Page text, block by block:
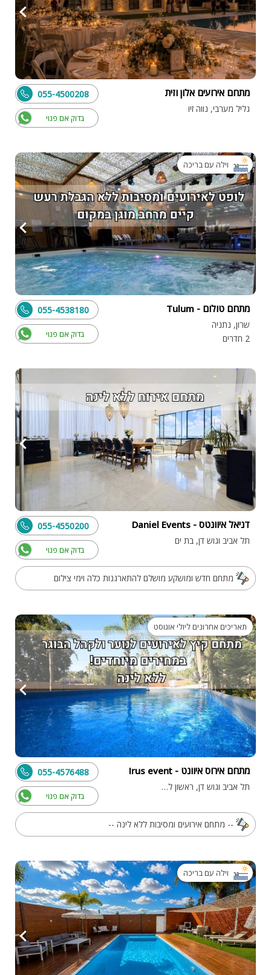
מתחם אירועים אלון וזית
גליל מערבי, נווה זיו
בדוק אם פנוי
055-4500208
וילה עם בריכה
מתחם טולום - Tulum
שרון, נתניה
2 חדרים
בדוק אם פנוי
055-4538180
דניאל איוונטס - Daniel Events
תל אביב וגוש דן, בת ים
בדוק אם פנוי
055-4550200
מתחם חדש ומושקע מושלם להתארגנות כלה וימי צילום
תאריכים אחרונים ליולי אוגוסט
מתחם אירוס איוונט - Irus event
תל אביב וגוש דן, ראשון לציון
בדוק אם פנוי
055-4576488
-- מתחם אירועים ומסיבות ללא לינה --
וילה עם בריכה